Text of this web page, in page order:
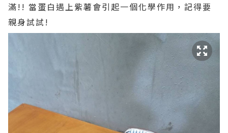
滿!! 當蛋白遇上紫薯會引起一個化學作用，記得要
親身試試!